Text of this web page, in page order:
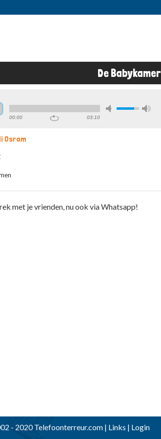
De Babykamer
00:00 03:10
Osram
met je vrienden, nu ook via Whatsapp!
- 2020 Telefoonterreur.com | Links | Login